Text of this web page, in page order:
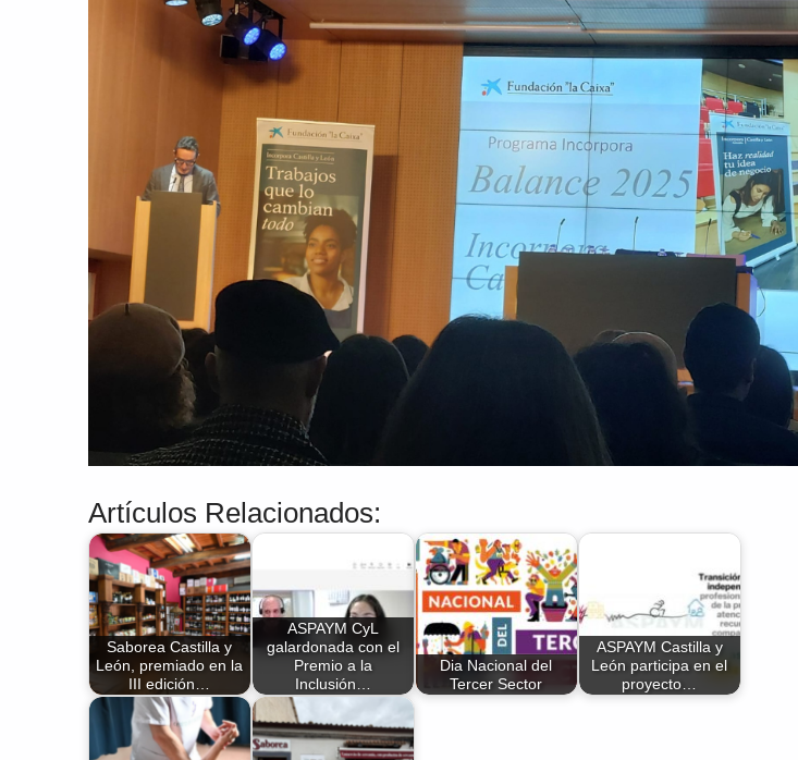
Artículos Relacionados:
Saborea Castilla y
León, premiado en la
III edición…
ASPAYM CyL
galardonada con el
Premio a la
Inclusión…
Dia Nacional del
Tercer Sector
ASPAYM Castilla y
León participa en el
proyecto…